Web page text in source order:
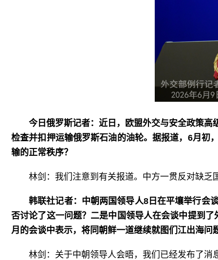
今日俄罗斯记者：近日，欧盟外交与安全政策
检查并扣押运输俄罗斯石油的油轮。据报道，6月初
输的正常秩序？
林剑：我们注意到有关报道。中方一贯反对缺
韩联社记者：中朝两国领导人8日在平壤举行会
否讨论了这一问题？二是中国领导人在会谈中提到
月的会谈中表示，将同朝鲜一道继续就图们江出海
林剑：关于中朝领导人会晤，我们已经发布了